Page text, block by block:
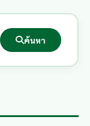
ค้นหา